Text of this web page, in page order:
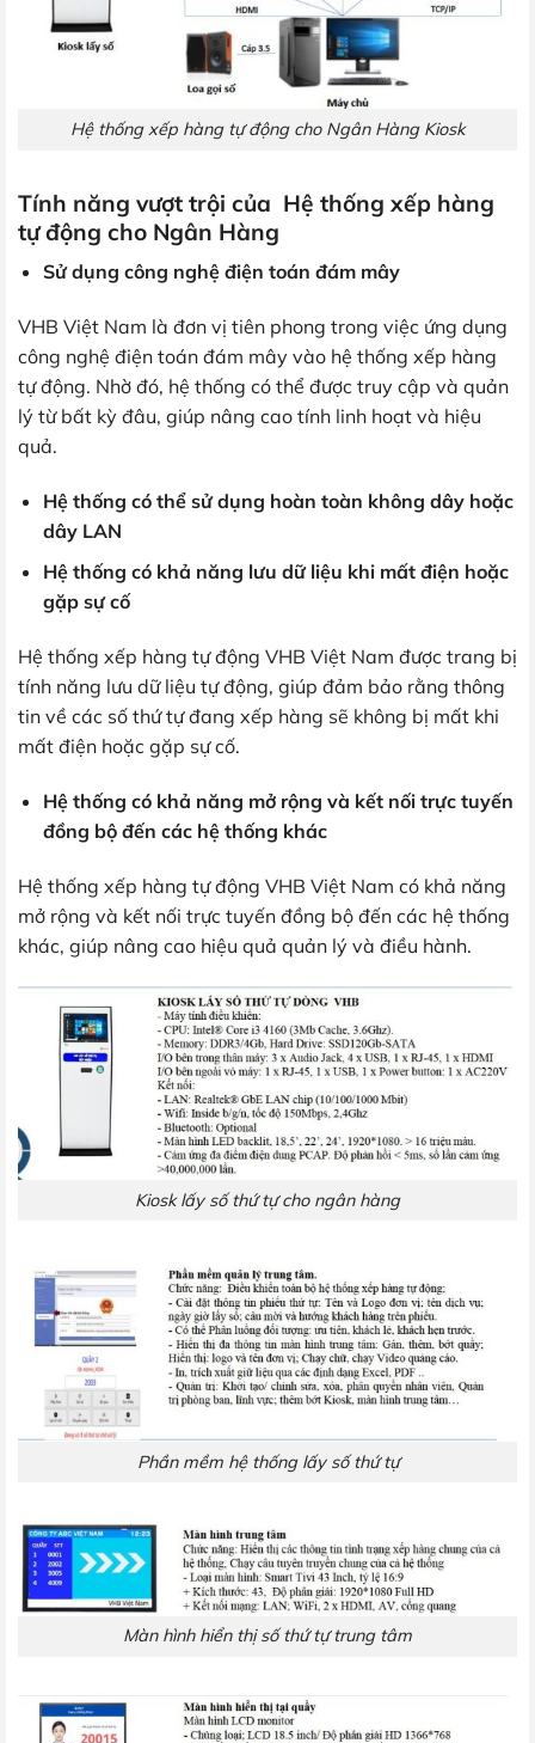
Hệ thống xếp hàng tự động cho Ngân Hàng Kiosk
Tính năng vượt trội của Hệ thống xếp hàng
tự động cho Ngân Hàng
Sử dụng công nghệ điện toán đám mây
VHB Việt Nam là đơn vị tiên phong trong việc ứng dụng
công nghệ điện toán đám mây vào hệ thống xếp hàng
tự động. Nhờ đó, hệ thống có thể được truy cập và quản
lý từ bất kỳ đâu, giúp nâng cao tính linh hoạt và hiệu
quả.
Hệ thống có thể sử dụng hoàn toàn không dây hoặc
dây LAN
Hệ thống có khả năng lưu dữ liệu khi mất điện hoặc
gặp sự cố
Hệ thống xếp hàng tự động VHB Việt Nam được trang bị
tính năng lưu dữ liệu tự động, giúp đảm bảo rằng thông
tin về các số thứ tự đang xếp hàng sẽ không bị mất khi
mất điện hoặc gặp sự cố.
Hệ thống có khả năng mở rộng và kết nối trực tuyến
đồng bộ đến các hệ thống khác
Hệ thống xếp hàng tự động VHB Việt Nam có khả năng
mở rộng và kết nối trực tuyến đồng bộ đến các hệ thống
khác, giúp nâng cao hiệu quả quản lý và điều hành.
Kiosk lấy số thứ tự cho ngân hàng
Phần mềm hệ thống lấy số thứ tự
Màn hình hiển thị số thứ tự trung tâm